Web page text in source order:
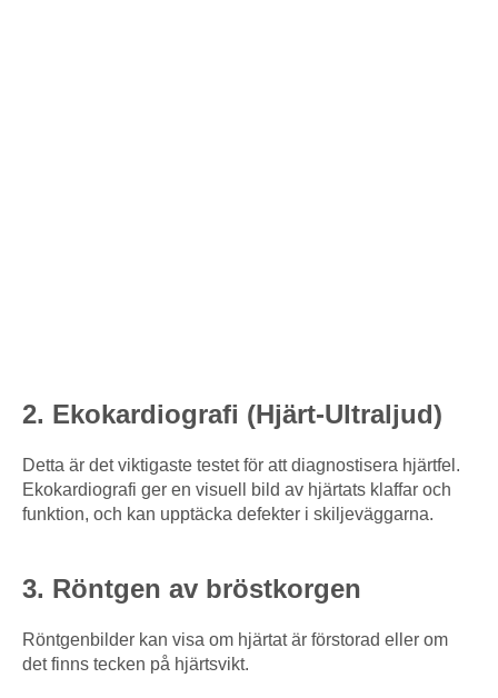
2. Ekokardiografi (Hjärt-Ultraljud)
Detta är det viktigaste testet för att diagnostisera hjärtfel.
Ekokardiografi ger en visuell bild av hjärtats klaffar och
funktion, och kan upptäcka defekter i skiljeväggarna.
3. Röntgen av bröstkorgen
Röntgenbilder kan visa om hjärtat är förstorad eller om
det finns tecken på hjärtsvikt.